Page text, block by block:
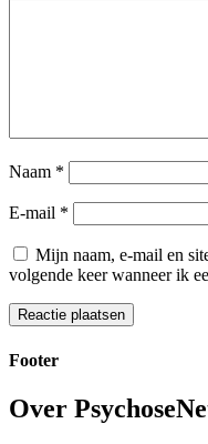
Naam *
E-mail *
Mijn naam, e-mail en
volgende keer wanneer ik
Footer
Over